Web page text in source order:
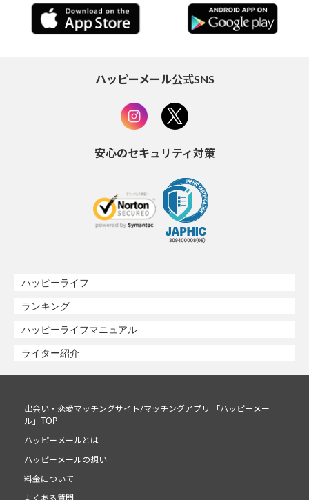
ハッピーメール公式SNS
安心のセキュリティ対策
ハッピーライフ
ランキング
ハッピーライフマニュアル
ライター紹介
出会い・恋愛マッチングサイト/マッチングアプリ 「ハッピーメー
ル」TOP
ハッピーメールとは
ハッピーメールの想い
料金について
よくある質問